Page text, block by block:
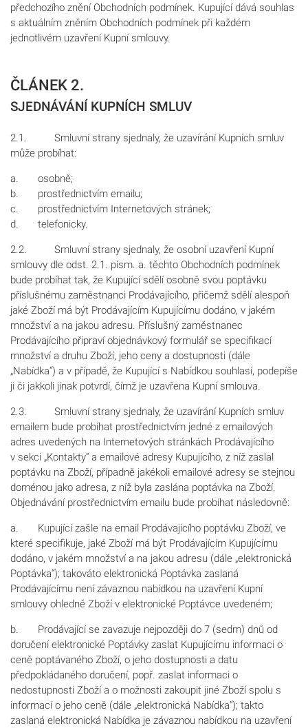
předchozího znění Obchodních podmínek. Kupující dává souhlas
s aktuálním zněním Obchodních podmínek při každém
jednotlivém uzavření Kupní smlouvy.
ČLÁNEK 2.
SJEDNÁVÁNÍ KUPNÍCH SMLUV
2.1. Smluvní strany sjednaly, že uzavírání Kupních smluv
může probíhat:
a. osobně;
b. prostřednictvím emailu;
c. prostřednictvím Internetových stránek;
d. telefonicky.
2.2. Smluvní strany sjednaly, že osobní uzavření Kupní
smlouvy dle odst. 2.1. písm. a. těchto Obchodních podmínek
bude probíhat tak, že Kupující sdělí osobně svou poptávku
příslušnému zaměstnanci Prodávajícího, přičemž sdělí alespoň
jaké Zboží má být Prodávajícím Kupujícímu dodáno, v jakém
množství a na jakou adresu. Příslušný zaměstnanec
Prodávajícího připraví objednávkový formulář se specifikací
množství a druhu Zboží, jeho ceny a dostupnosti (dále
„Nabídka“) a v případě, že Kupující s Nabídkou souhlasí, podepíše
ji či jakkoli jinak potvrdí, čímž je uzavřena Kupní smlouva.
2.3. Smluvní strany sjednaly, že uzavírání Kupních smluv
emailem bude probíhat prostřednictvím jedné z emailových
adres uvedených na Internetových stránkách Prodávajícího
v sekci „Kontakty“ a emailové adresy Kupujícího, z níž zaslal
poptávku na Zboží, případně jakékoli emailové adresy se stejnou
doménou jako adresa, z níž byla zaslána poptávka na Zboží.
Objednávání prostřednictvím emailu bude probíhat následovně:
a. Kupující zašle na email Prodávajícího poptávku Zboží, ve
které specifikuje, jaké Zboží má být Prodávajícím Kupujícímu
dodáno, v jakém množství a na jakou adresu (dále „elektronická
Poptávka“); takováto elektronická Poptávka zaslaná
Prodávajícímu není závaznou nabídkou na uzavření Kupní
smlouvy ohledně Zboží v elektronické Poptávce uvedeném;
b. Prodávající se zavazuje nejpozději do 7 (sedm) dnů od
doručení elektronické Poptávky zaslat Kupujícímu informaci o
ceně poptávaného Zboží, o jeho dostupnosti a datu
předpokládaného doručení, popř. zaslat informaci o
nedostupnosti Zboží a o možnosti zakoupit jiné Zboží spolu s
informací o jeho ceně (dále „elektronická Nabídka“); takto
zaslaná elektronická Nabídka je závaznou nabídkou na uzavření